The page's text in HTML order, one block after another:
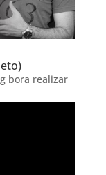
bora realizar